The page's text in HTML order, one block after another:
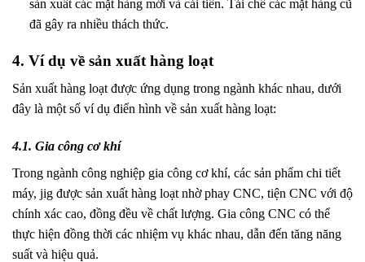
sản xuất các mặt hàng mới và cải tiến. Tái chế các mặt hàng cũ
đã gây ra nhiều thách thức.
4. Ví dụ về sản xuất hàng loạt
Sản xuất hàng loạt được ứng dụng trong ngành khác nhau, dưới
đây là một số ví dụ điển hình về sản xuất hàng loạt:
4.1. Gia công cơ khí
Trong ngành công nghiệp gia công cơ khí, các sản phẩm chi tiết
máy, jig được sản xuất hàng loạt nhờ phay CNC, tiện CNC với độ
chính xác cao, đồng đều về chất lượng. Gia công CNC có thể
thực hiện đồng thời các nhiệm vụ khác nhau, dẫn đến tăng năng
suất và hiệu quả.